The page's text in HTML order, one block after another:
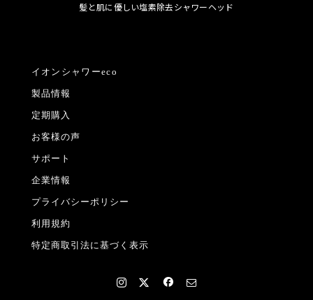
髪と肌に優しい塩素除去シャワーヘッド
イオンシャワーeco
製品情報
定期購入
お客様の声
サポート
企業情報
プライバシーポリシー
利用規約
特定商取引法に基づく表示